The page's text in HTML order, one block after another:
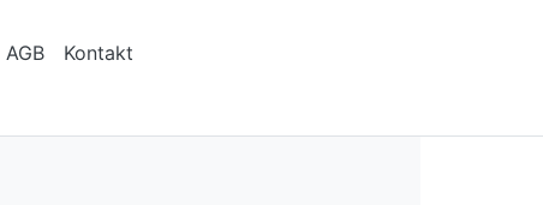
AGB Kontakt